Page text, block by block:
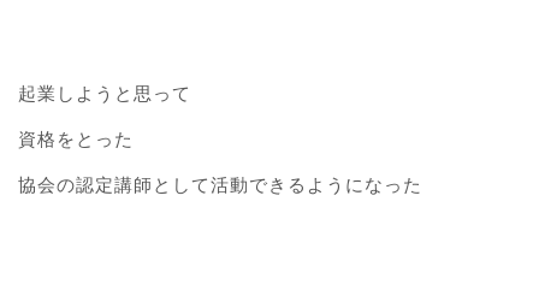
起業しようと思って
資格をとった
協会の認定講師として活動できるようになった